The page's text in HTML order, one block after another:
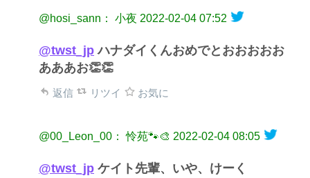
@hosi_sann： 小夜 2022-02-04 07:52
@twst_jp ハナダイくんおめでとおおおおお
あああお👏👏
返信 リツイ お気に
@00_Leon_00： 怜苑🐾🎨 2022-02-04 08:05
@twst_jp ケイト先輩、いや、けーく